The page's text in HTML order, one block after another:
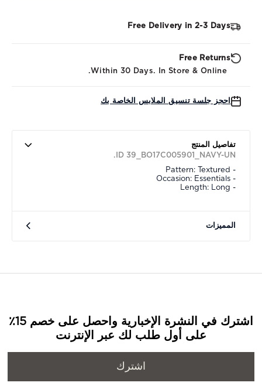
Free Delivery in 2-3 Days
Free Returns
Within 30 Days. In Store & Online.
احجز جلسة تنسيق الملابس الخاصة بك
تفاصيل المنتج
ID 39_BO17C005901_NAVY-UN.
- Pattern: Textured
- Occasion: Essentials
- Length: Long
المميزات
اشترك في النشرة الإخبارية واحصل على خصم 15٪
على أول طلب لك عبر الإنترنت
اشترك